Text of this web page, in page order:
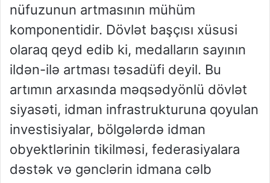
nüfuzunun artmasının mühüm
komponentidir. Dövlət başçısı xüsusi
olaraq qeyd edib ki, medalların sayının
ildən-ilə artması təsadüfi deyil. Bu
artımın arxasında məqsədyönlü dövlət
siyasəti, idman infrastrukturuna qoyulan
investisiyalar, bölgələrdə idman
obyektlərinin tikilməsi, federasiyalara
dəstək və gənclərin idmana cəlb